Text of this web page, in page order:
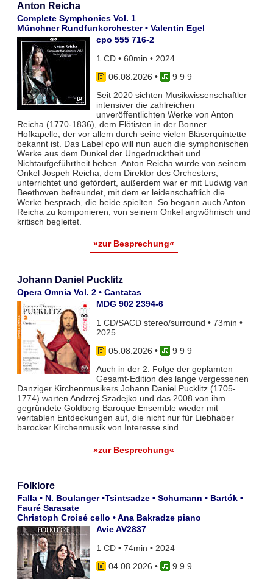
Anton Reicha
Complete Symphonies Vol. 1
Münchner Rundfunkorchester • Valentin Egel
cpo 555 716-2
1 CD • 60min • 2024
06.08.2026 •
9 9 9
Seit 2020 sichten Musikwissenschaftler
intensiver die zahlreichen
unveröffentlichten Werke von Anton
Reicha (1770-1836), dem Flötisten in der Bonner
Hofkapelle, der vor allem durch seine vielen Bläserquintette
bekannt ist. Das Label cpo will nun auch die symphonischen
Werke aus dem Dunkel der Ungedrucktheit und
Nichtaufgeführtheit heben. Anton Reicha wurde von seinem
Onkel Jospeh Reicha, dem Direktor des Orchesters,
unterrichtet und gefördert, außerdem war er mit Ludwig van
Beethoven befreundet, mit dem er leidenschaftlich die
Werke besprach, die beide spielten. So begann auch Anton
Reicha zu komponieren, von seinem Onkel argwöhnisch und
kritisch begleitet.
»zur Besprechung«
Johann Daniel Pucklitz
Opera Omnia Vol. 2 • Cantatas
MDG 902 2394-6
1 CD/SACD stereo/surround • 73min •
2025
05.08.2026 •
9 9 9
Auch in der 2. Folge der geplamten
Gesamt-Edition des lange vergessenen
Danziger Kirchenmusikers Johann Daniel Pucklitz (1705-
1774) warten Andrzej Szadejko und das 2008 von ihm
gegründete Goldberg Baroque Ensemble wieder mit
veritablen Entdeckungen auf, die nicht nur für Liebhaber
barocker Kirchenmusik von Interesse sind.
»zur Besprechung«
Folklore
Falla • N. Boulanger •Tsintsadze • Schumann • Bartók •
Fauré Sarasate
Christoph Croisé cello • Ana Bakradze piano
Avie AV2837
1 CD • 74min • 2024
04.08.2026 •
9 9 9